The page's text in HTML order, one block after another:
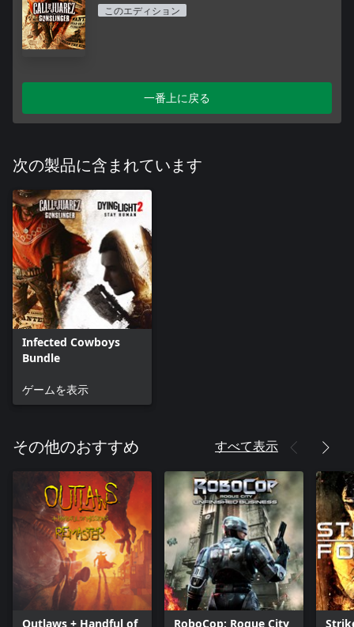
このエディション
一番上に戻る
次の製品に含まれています
Infected Cowboys
Bundle
ゲームを表示
その他のおすすめ すべて表示
Outlaws + Handful of RoboCop: Rogue City